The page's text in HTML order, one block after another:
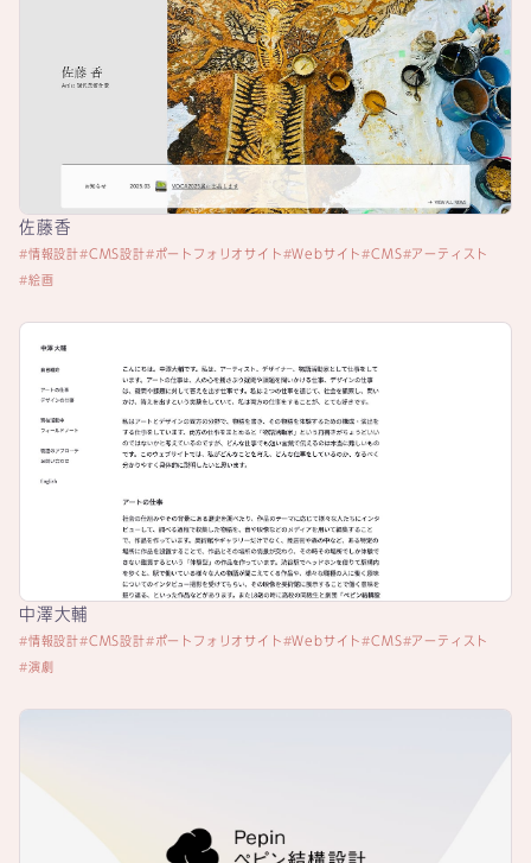
佐藤香
情報設計 CMS設計 ポートフォリオサイト Webサイト CMS
アーティスト
絵画
中澤大輔
情報設計 CMS設計 ポートフォリオサイト Webサイト CMS
アーティスト
演劇